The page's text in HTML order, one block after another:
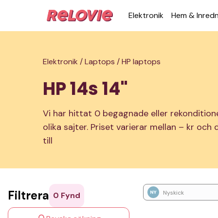
Elek­tronik Hem &
Elektronik /Laptops /HP laptops
HP 14s 14"
Vi har hittat 0 begagnade eller
olika sajter. Priset varierar mellan – kr och
till
Nyskick
Filtrera 0 Fynd